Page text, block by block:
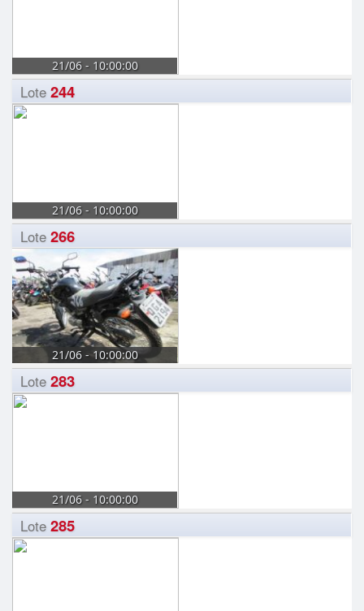
21/06 - 10:00:00
Lote 244
21/06 - 10:00:00
Lote 266
21/06 - 10:00:00
Lote 283
21/06 - 10:00:00
Lote 285